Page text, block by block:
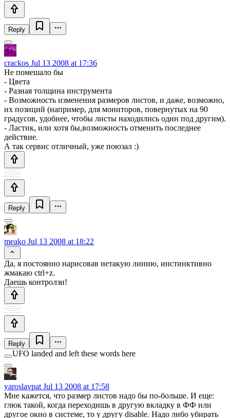
Reply
crackos Jul 13 2008 at 17:36
Не помешало бы
- Цвета
- Разная толщина инструмента
- Возможность изменения размеров листов, и даже, возможно,
их позиций (например, для мониторов, повернутых на 90
градусов, удобнее, чтобы листы находились один под другим).
- Ластик, или хотя бы,возможность отменить последнее
действие.
А так сервис отличный, уже поюзал :)
Reply
meako Jul 13 2008 at 18:22
Да, я постоянно нарисовав нетакую линию, инстинктивно
жмакаю ctrl+z.
Даешь контролзи!
Reply
UFO landed and left these words here
yaroslavpat Jul 13 2008 at 17:58
Мне кажется, что размер листов надо бы по-больше. И еще:
глюк такой, когда переходишь в другую вкладку в ФФ или
другое окно в системе, то у другу disable. Надо либо убирать